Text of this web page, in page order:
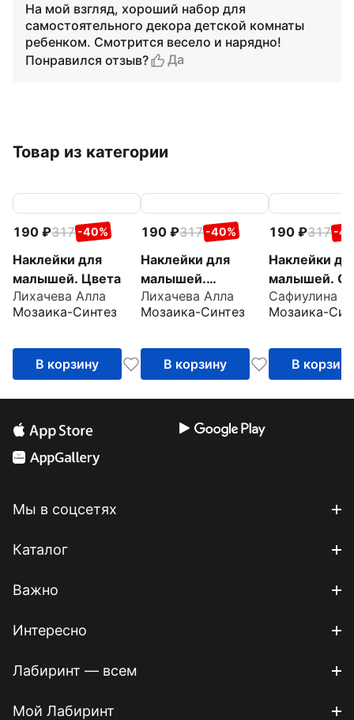
На мой взгляд, хороший набор для
самостоятельного декора детской комнаты
ребенком. Смотрится весело и нарядно!
Понравился отзыв?
Да
Товар из категории
190 317 -40%
Наклейки для
малышей. Цвета
Лихачева Алла
Мозаика-Синтез
В корзину
190 317 -40%
Наклейки для
малышей.
Противоположност
и
Лихачева Алла
Мозаика-Синтез
В корзину
190 317 -
Наклейки
малышей.
много
Сафиулина
Мозаика-
В корзину
Мы в соцсетях
Каталог
Важно
Интересно
Лабиринт — всем
Мой Лабиринт